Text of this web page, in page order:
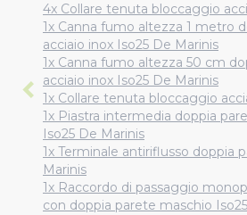
4x Collare tenuta bloccaggio
1x Canna fumo altezza 1 metro
acciaio inox Iso25 De Marinis
1x Canna fumo altezza 50 cm
acciaio inox Iso25 De Marinis
1x Collare tenuta bloccaggio
1x Piastra intermedia doppia
Iso25 De Marinis
1x Terminale antiriflusso doppia
Marinis
1x Raccordo di passaggio
con doppia parete maschio